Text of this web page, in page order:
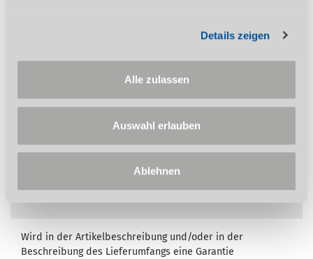
Details zeigen
Alle zulassen
Auswahl erlauben
Ablehnen
Auf diesen Artikel erhalten Sie die 3-Jahres
Garantie nur für Endkunden in Deutschland
und Österreich anwendbar.
Wird in der Artikelbeschreibung und/oder in der
Beschreibung des Lieferumfangs eine Garantie